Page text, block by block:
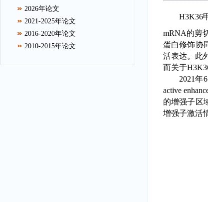
2026年论文
2021-2025年论文
2016-2020年论文
2010-2015年论文
H3K36
mRNA的剪
蛋白修饰协
活表达。此
而关于
2021年
active
的增强子区
增强子激活